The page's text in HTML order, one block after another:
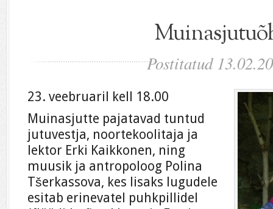
Postitatud
23. veebruaril kell 18.00
Muinasjutte pajatavad tuntud
jutuvestja, noortekoolitaja ja
lektor Erki Kaikkonen, ning
muusik ja antropoloog Polina
Tšerkassova, kes lisaks lugudele
esitab erinevatel puhkpillidel